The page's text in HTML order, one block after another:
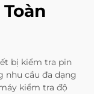
bị kiểm tra pin
nhu cầu đa dạng
kiểm tra độ